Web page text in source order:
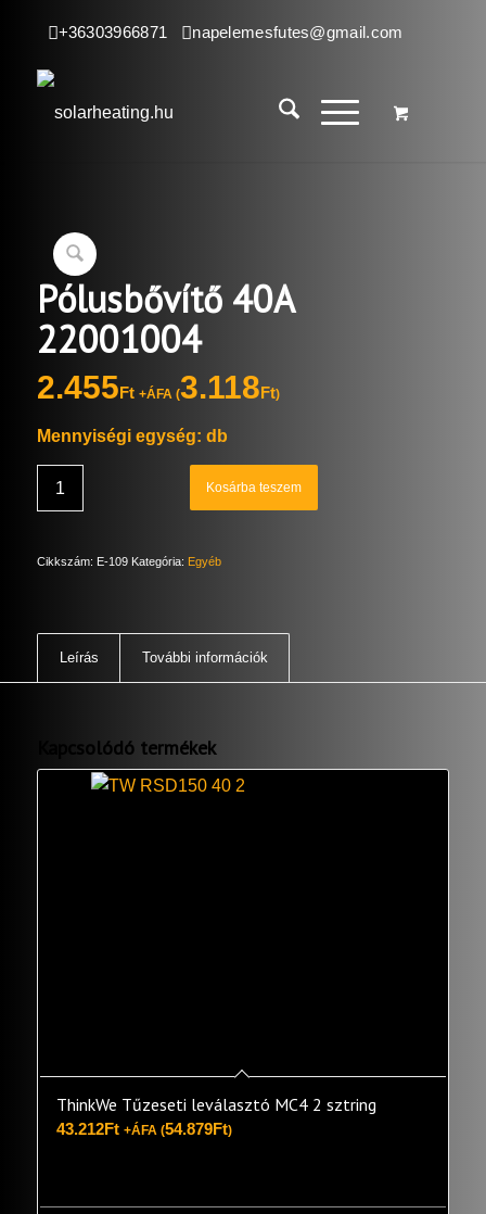
+36303966871 napelemesfutes@gmail.com
Pólusbővítő 40A
22001004
2.455Ft +ÁFA (3.118Ft)
Mennyiségi egység: db
Kosárba teszem
Cikkszám: E-109 Kategória: Egyéb
Leírás További információk
Kapcsolódó termékek
ThinkWe Tűzeseti leválasztó MC4 2 sztring
43.212Ft +ÁFA (54.879Ft)